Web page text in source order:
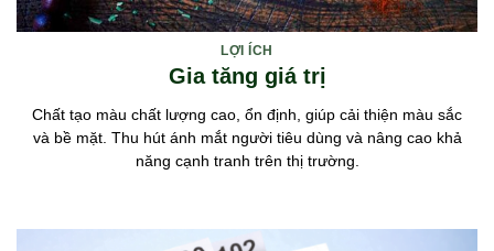
LỢI ÍCH
Gia tăng giá trị
Chất tạo màu chất lượng cao, ổn định, giúp cải thiện màu sắc
và bề mặt. Thu hút ánh mắt người tiêu dùng và nâng cao khả
năng cạnh tranh trên thị trường.